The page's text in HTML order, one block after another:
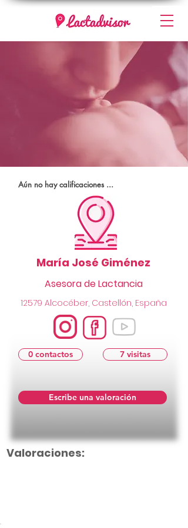
Aún no hay calificaciones ...
María José Giménez
Asesora de Lactancia
12579 Alcocéber, Castellón, España
0 contactos 7 visitas
Escribe una valoración
Valoraciones: